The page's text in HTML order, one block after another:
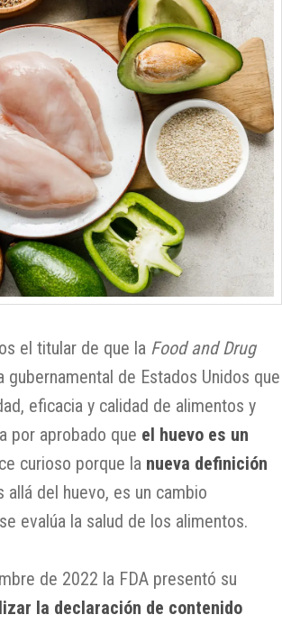
el titular de que la Food and Drug
gubernamental de Estados Unidos que
eficacia y calidad de alimentos y
por aprobado que el huevo es un
curioso porque la nueva definición
allá del huevo, es un cambio
evalúa la salud de los alimentos.
de 2022 la FDA presentó su
la declaración de contenido